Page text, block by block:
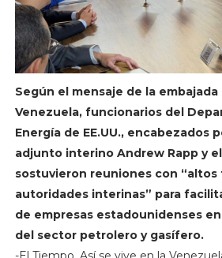
Según el mensaje de la embajada
Venezuela, funcionarios del
Energía de EE.UU., encabezados
adjunto interino Andrew Rapp y
sostuvieron reuniones con
autoridades interinas” para
de empresas estadounidenses
del sector petrolero y gasífero.